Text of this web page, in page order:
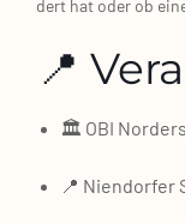
dert hat oder ob
📍
🏛️ OBI
📍 Nien­dor­fer